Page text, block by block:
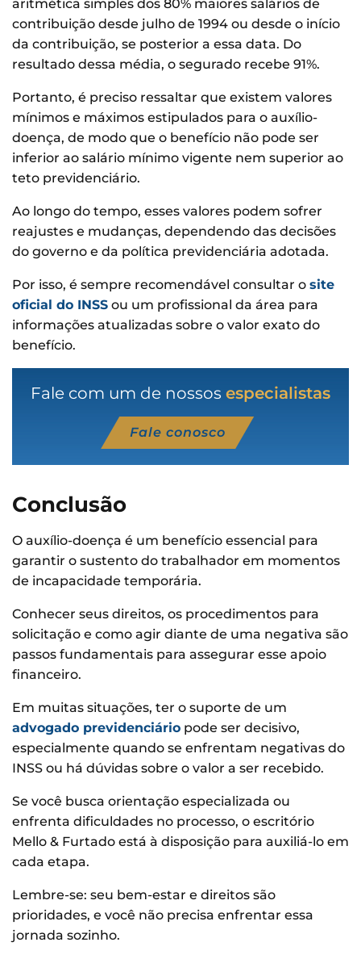
aritmética simples dos 80% maiores salários de
contribuição desde julho de 1994 ou desde o início
da contribuição, se posterior a essa data. Do
resultado dessa média, o segurado recebe 91%.
Portanto, é preciso ressaltar que existem valores
mínimos e máximos estipulados para o auxílio-
doença, de modo que o benefício não pode ser
inferior ao salário mínimo vigente nem superior ao
teto previdenciário.
Ao longo do tempo, esses valores podem sofrer
reajustes e mudanças, dependendo das decisões
do governo e da política previdenciária adotada.
Por isso, é sempre recomendável consultar o site
oficial do INSS ou um profissional da área para
informações atualizadas sobre o valor exato do
benefício.
Fale com um de nossos especialistas
Fale conosco
Conclusão
O auxílio-doença é um benefício essencial para
garantir o sustento do trabalhador em momentos
de incapacidade temporária.
Conhecer seus direitos, os procedimentos para
solicitação e como agir diante de uma negativa são
passos fundamentais para assegurar esse apoio
financeiro.
Em muitas situações, ter o suporte de um
advogado previdenciário pode ser decisivo,
especialmente quando se enfrentam negativas do
INSS ou há dúvidas sobre o valor a ser recebido.
Se você busca orientação especializada ou
enfrenta dificuldades no processo, o escritório
Mello & Furtado está à disposição para auxiliá-lo em
cada etapa.
Lembre-se: seu bem-estar e direitos são
prioridades, e você não precisa enfrentar essa
jornada sozinho.